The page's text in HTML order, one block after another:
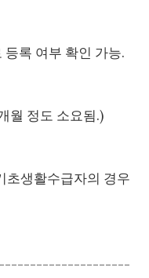
록 여부 확인 가능.
월 정도 소요됨.)
초생활수급자의 경우